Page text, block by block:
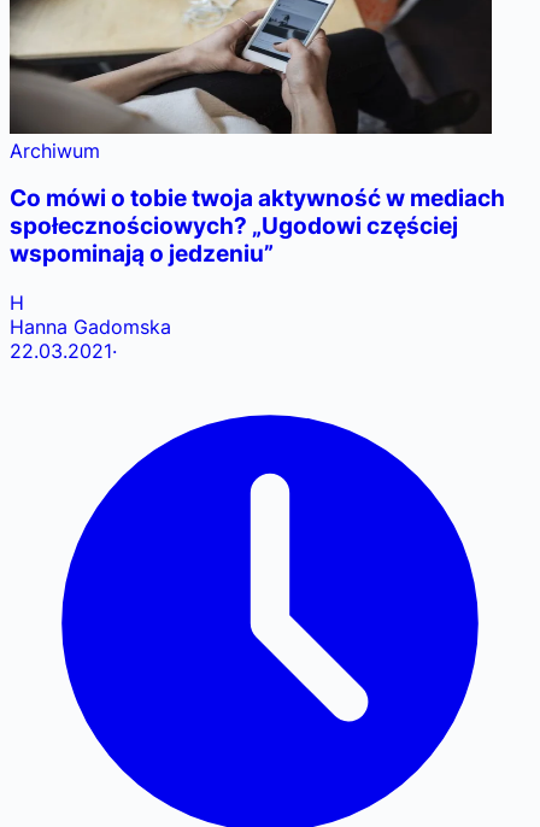
Archiwum
Co mówi o tobie twoja aktywność w mediach
społecznościowych? „Ugodowi częściej
wspominają o jedzeniu”
H
Hanna Gadomska
22.03.2021·